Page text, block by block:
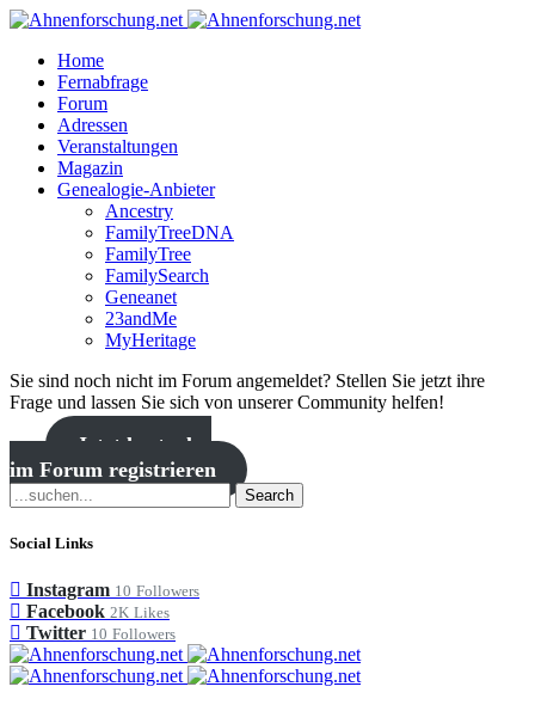
Home
Fernabfrage
Forum
Adressen
Veranstaltungen
Magazin
Genealogie-Anbieter
Ancestry
FamilyTreeDNA
FamilyTree
FamilySearch
Geneanet
23andMe
MyHeritage
Sie sind noch nicht im Forum angemeldet? Stellen Sie jetzt ihre
Frage und lassen Sie sich von unserer Community helfen!
Jetzt kostenlos
im Forum registrieren
Search
Social Links
Instagram 10 Followers
Facebook 2K Likes
Twitter 10 Followers